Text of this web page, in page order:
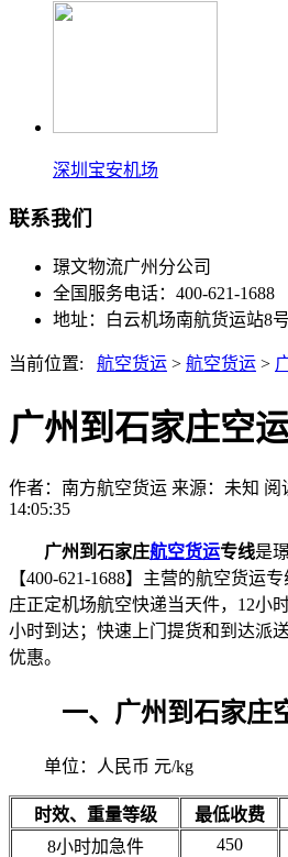
深圳宝安机场
联系我们
璟文物流广州分公司
全国服务电话：400-621-1688
地址：白云机场南航货运站8号
当前位置: 航空货运 > 航空货运 >
广州到石家庄空
作者：南方航空货运 来源：未知 阅
14:05:35
广州到石家庄航空货运专线是
【400-621-1688】主营的航空货运
庄正定机场航空快递当天件，12小
小时到达；快速上门提货和到达派
优惠。
一、广州到石家庄
单位：人民币 元/kg
时效、重量等级 最低收费
8小时加急件
450